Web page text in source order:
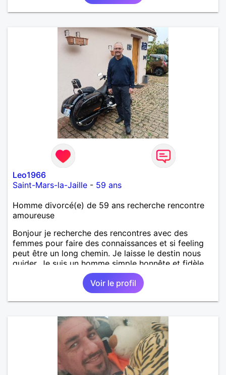
Leo1966
Saint-Mars-la-Jaille - 59 ans
Homme divorcé(e) de 59 ans recherche rencontre
amoureuse
Bonjour je recherche des rencontres avec des
femmes pour faire des connaissances et si feeling
peut être un long chemin. Je laisse le destin nous
guider. Je suis un homme simple honnête et fidèle.
Voir le profil